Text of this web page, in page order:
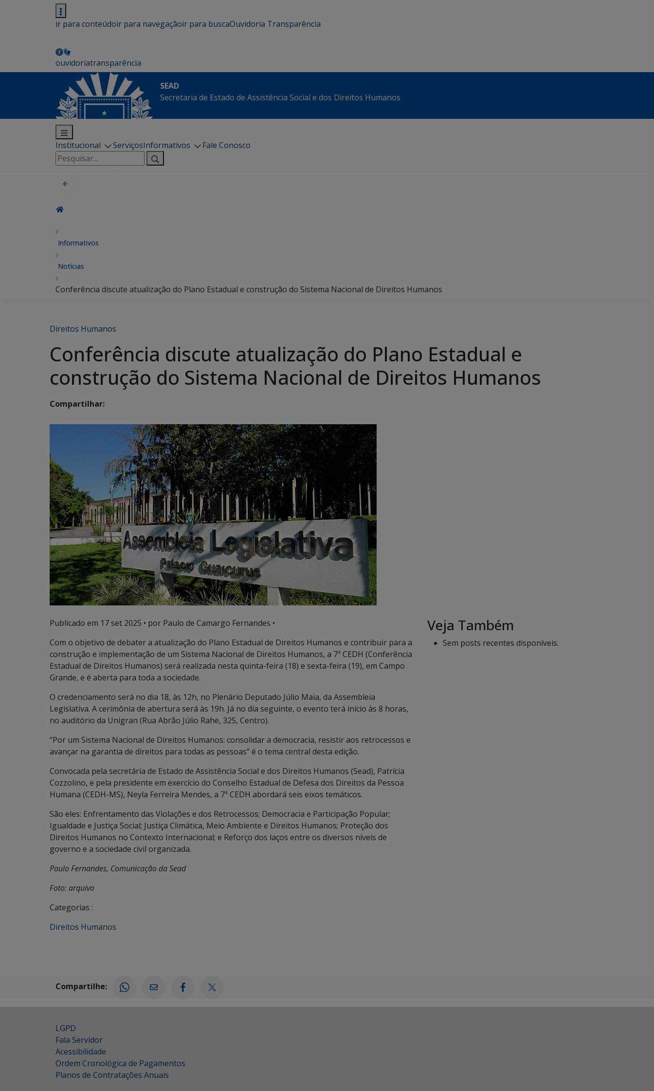
ir para conteúdoir para navegaçãoir para buscaOuvidoria Transparência
ouvidoriatransparência
SEAD
Secretaria de Estado de Assistência Social e dos Direitos Humanos
Institucional ServiçosInformativos
Fale Conosco
Pesquisar
por:
Informativos
Notícias
Conferência discute atualização do Plano Estadual e construção do Sistema Nacional de Direitos Humanos
Direitos Humanos
Conferência discute atualização do Plano Estadual e
construção do Sistema Nacional de Direitos Humanos
Compartilhar:
Publicado em 17 set 2025 • por Paulo de Camargo Fernandes •
Com o objetivo de debater a atualização do Plano Estadual de Direitos Humanos e contribuir para a
construção e implementação de um Sistema Nacional de Direitos Humanos, a 7ª CEDH (Conferência
Estadual de Direitos Humanos) será realizada nesta quinta-feira (18) e sexta-feira (19), em Campo
Grande, e é aberta para toda a sociedade.
O credenciamento será no dia 18, às 12h, no Plenário Deputado Júlio Maia, da Assembleia
Legislativa. A cerimônia de abertura será às 19h. Já no dia seguinte, o evento terá início às 8 horas,
no auditório da Unigran (Rua Abrão Júlio Rahe, 325, Centro).
“Por um Sistema Nacional de Direitos Humanos: consolidar a democracia, resistir aos retrocessos e
avançar na garantia de direitos para todas as pessoas” é o tema central desta edição.
Convocada pela secretária de Estado de Assistência Social e dos Direitos Humanos (Sead), Patrícia
Cozzolino, e pela presidente em exercício do Conselho Estadual de Defesa dos Direitos da Pessoa
Humana (CEDH-MS), Neyla Ferreira Mendes, a 7ª CEDH abordará seis eixos temáticos.
São eles: Enfrentamento das Violações e dos Retrocessos; Democracia e Participação Popular;
Igualdade e Justiça Social; Justiça Climática, Meio Ambiente e Direitos Humanos; Proteção dos
Direitos Humanos no Contexto Internacional; e Reforço dos laços entre os diversos níveis de
governo e a sociedade civil organizada.
Paulo Fernandes, Comunicação da Sead
Foto: arquivo
Categorias :
Direitos Humanos
Veja Também
Sem posts recentes disponíveis.
Compartilhe:
LGPD
Fala Servidor
Acessibilidade
Ordem Cronológica de Pagamentos
Planos de Contratações Anuais